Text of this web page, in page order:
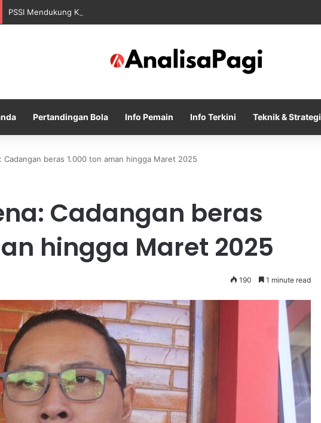
PSSI Mendukung Khiev Sameth Kembali Memimpin Sepak Bola Asia Tenggara
Pertandingan Bola Info Pemain Info Terkini Teknik & Strategi
Cadangan beras 1.000 ton aman hingga Maret 2025
Cadangan beras
hingga Maret 2025
190 1 minute read